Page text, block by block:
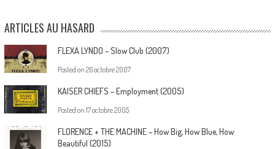
ARTICLES AU HASARD
FLEXA LYNDO – Slow Club (2007)
Posted on 26 octobre 2007
KAISER CHIEFS – Employment (2005)
Posted on 17 octobre 2005
FLORENCE + THE MACHINE – How Big, How Blue, How
Beautiful (2015)